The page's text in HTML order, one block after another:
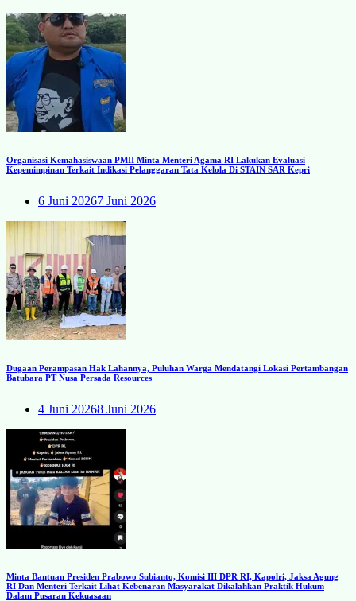
Organisasi Kemahasiswaan PMII Minta Menteri Agama RI Lakukan Evaluasi
Kepemimpinan Terkait Indikasi Pelanggaran Tata Kelola Di STAIN SAR Kepri
6 Juni 20267 Juni 2026
Dugaan Perampasan Hak Lahannya, Puluhan Warga Mendatangi Lokasi Pertambangan
Batubara PT Nusa Persada Resources
4 Juni 20268 Juni 2026
Minta Bantuan Presiden Prabowo Subianto, Komisi III DPR RI, Kapolri, Jaksa Agung
RI Dan Menteri Terkait Lihat Kebenaran Masyarakat Dikalahkan Praktik Hukum
Dalam Pusaran Kekuasaan